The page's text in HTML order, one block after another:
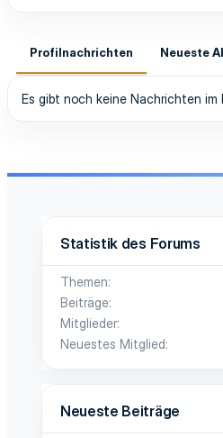
Profilnachrichten Neueste
Es gibt noch keine Nachrichten im
Statistik des Forums
Themen
Beiträge
Mitglieder
Neuestes Mitglied
Neueste Beiträge